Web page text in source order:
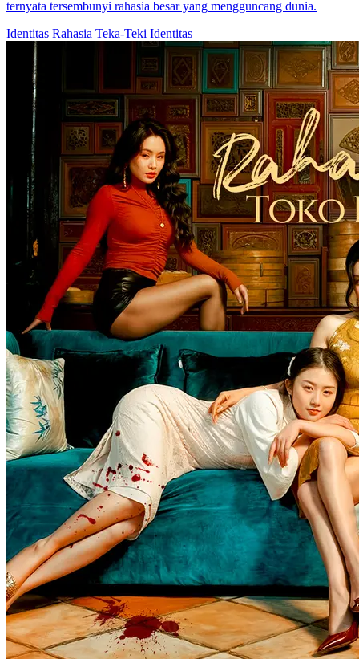
ternyata tersembunyi rahasia besar yang mengguncang dunia.
Identitas Rahasia Teka-Teki Identitas